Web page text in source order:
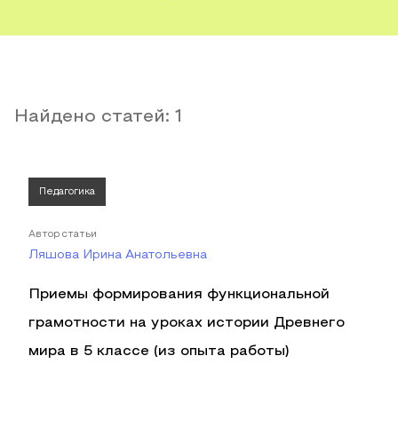
Найдено статей: 1
Педагогика
Автор статьи
Ляшова Ирина Анатольевна
Приемы формирования функциональной
грамотности на уроках истории Древнего
мира в 5 классе (из опыта работы)